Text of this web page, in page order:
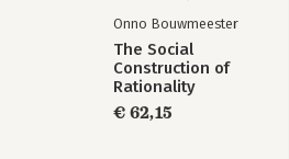
Onno Bouwmeester
The Social
Construction of
Rationality
€ 62,15